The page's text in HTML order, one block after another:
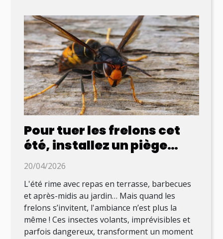
Pour tuer les frelons cet
été, installez un piège
sélectif !
20/04/2026
L'été rime avec repas en terrasse, barbecues
et après-midis au jardin… Mais quand les
frelons s’invitent, l'ambiance n’est plus la
même ! Ces insectes volants, imprévisibles et
parfois dangereux, transforment un moment